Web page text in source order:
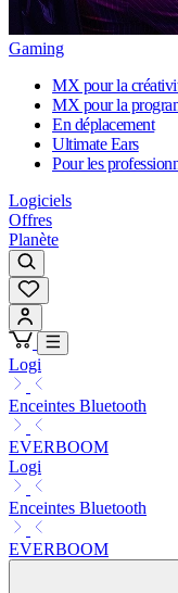
Gaming
MX pour la
MX pour la
En déplacement
Ultimate Ears
Pour les
Logiciels
Offres
Planète
Logi
Enceintes Bluetooth
EVERBOOM
Logi
Enceintes Bluetooth
EVERBOOM